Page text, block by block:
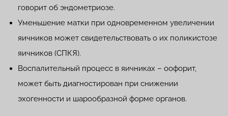
говорит об эндометриозе.
Уменьшение матки при одновременном увеличении
яичников может свидетельствовать о их поликистозе
яичников (СПКЯ).
Воспалительный процесс в яичниках – оофорит,
может быть диагностирован при снижении
эхогенности и шарообразной форме органов.